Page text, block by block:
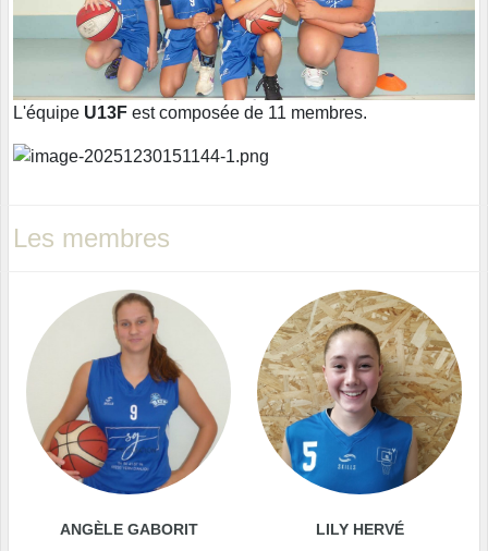
L'équipe U13F est composée de 11 membres.
Les membres
ANGÈLE GABORIT LILY HERVÉ